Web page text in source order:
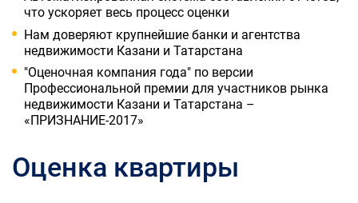
что ускоряет весь процесс оценки
Нам доверяют крупнейшие банки и агентства
недвижимости Казани и Татарстана
"Оценочная компания года" по версии
Профессиональной премии для участников рынка
недвижимости Казани и Татарстана –
«ПРИЗНАНИЕ-2017»
Оценка квартиры